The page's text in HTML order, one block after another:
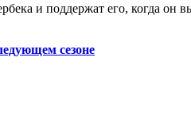
и поддержат его, когда он
сезоне